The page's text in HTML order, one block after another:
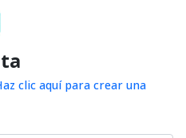
clic aquí para crear una